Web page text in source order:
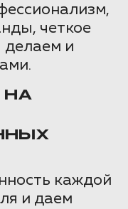
четкое
делаем и
НА
каждой
и даем